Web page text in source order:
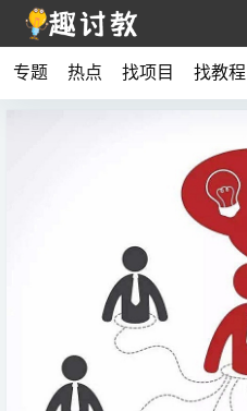
专题 热点 找项目 找教程